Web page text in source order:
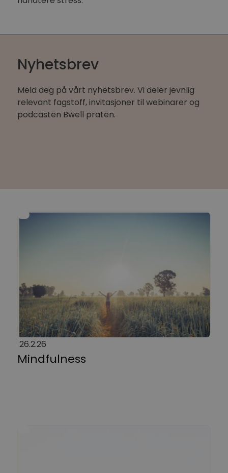
Nyhetsbrev
Meld deg på vårt nyhetsbrev. Vi deler jevnlig
relevant fagstoff, invitasjoner til webinarer og
podcasten Bwell praten.
26.2.26
Mindfulness